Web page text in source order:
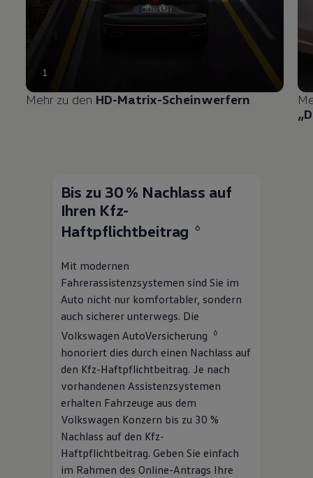
1
Mehr zu den HD-Matrix-Scheinwerfern
Bis zu 30 % Nachlass auf
Ihren Kfz-
Haftpflichtbeitrag
6
Mit modernen
Fahrerassistenzsystemen sind Sie im
Auto nicht nur komfortabler, sondern
auch sicherer unterwegs. Die
Volkswagen AutoVersicherung 6
honoriert dies durch einen Nachlass auf
den Kfz-Haftpflichtbeitrag. Je nach
vorhandenen Assistenzsystemen
erhalten Fahrzeuge aus dem
Volkswagen Konzern bis zu 30 %
Nachlass auf den Kfz-
Haftpflichtbeitrag. Geben Sie einfach
im Rahmen des Online-Antrags Ihre